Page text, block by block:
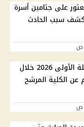
على جثامين أسرة
تكشف سبب الحادث
إعلان نتيجة تنسيق المرحلة الأولى 2026 خلال
الكلية المرشح